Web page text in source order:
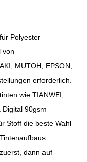
Polyester
von
MUTOH, EPSON,
erforderlich.
wie TIANWEI,
Digital 90gsm
Stoff die beste Wahl
dann auf